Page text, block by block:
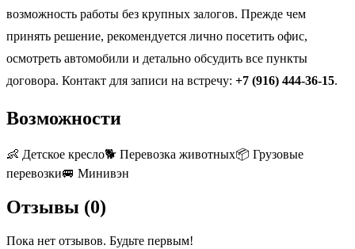
возможность работы без крупных залогов. Прежде чем
принять решение, рекомендуется лично посетить офис,
осмотреть автомобили и детально обсудить все пункты
договора. Контакт для записи на встречу: +7 (916) 444-36-15.
Возможности
👶 Детское кресло🐕 Перевозка животных📦 Грузовые
перевозки🚐 Минивэн
Отзывы (0)
Пока нет отзывов. Будьте первым!